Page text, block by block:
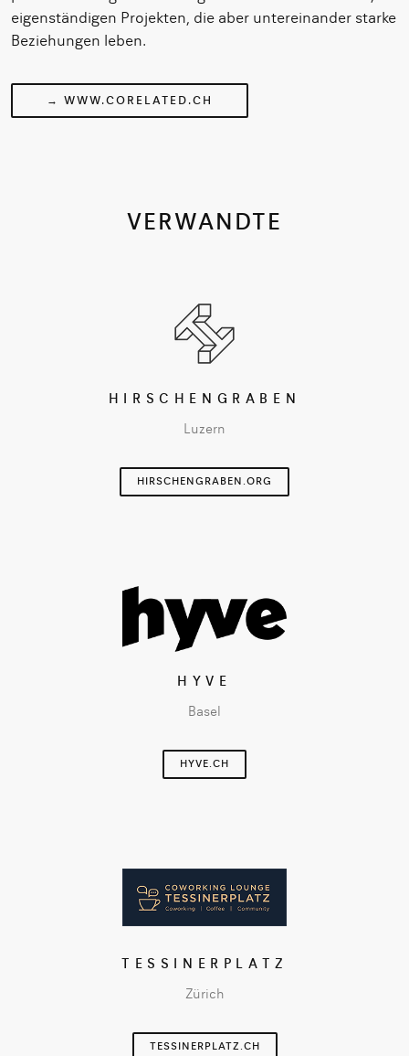
eigenständigen Projekten, die aber untereinander starke
Beziehungen leben.
→ WWW.CORELATED.CH
VERWANDTE
HIRSCHENGRABEN
Luzern
HIRSCHENGRABEN.ORG
HYVE
Basel
HYVE.CH
TESSINERPLATZ
Zürich
TESSINERPLATZ.CH